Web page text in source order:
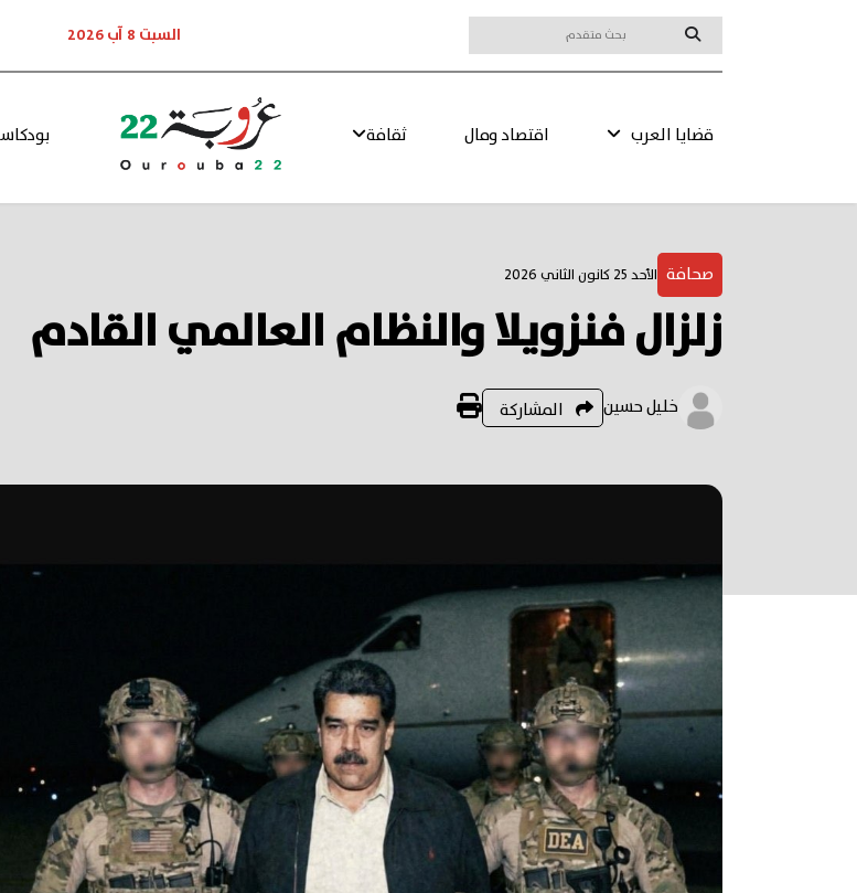
السبت 8 آب 2026
قضايا العرب اقتصاد ومال ثقافة
صحافة الأحد 25 كانون الثاني 2026
زلزال فنزويلا والنظام العالمي القادم
خليل حسين المشاركة